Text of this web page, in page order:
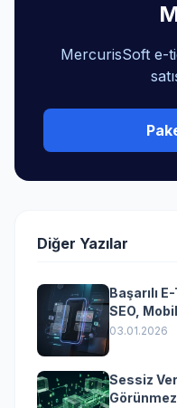
MercurisSoft e-
Diğer Yazılar
Başarılı
SEO,
03.01.2026
Sessiz